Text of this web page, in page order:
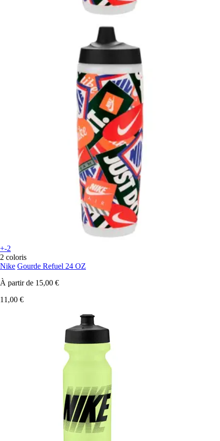
+-2
2 coloris
Nike Gourde Refuel 24 OZ
À partir de 15,00 €
11,00 €